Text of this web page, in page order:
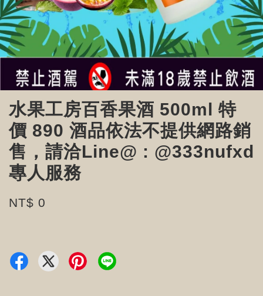
水果工房百香果酒 500ml 特
價 890 酒品依法不提供網路銷
售，請洽Line@ : @333nufxd
專人服務
NT$ 0